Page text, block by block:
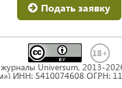
Подать заявку
Universum, 2013-
ИНН: 5410074608 ОГРН: